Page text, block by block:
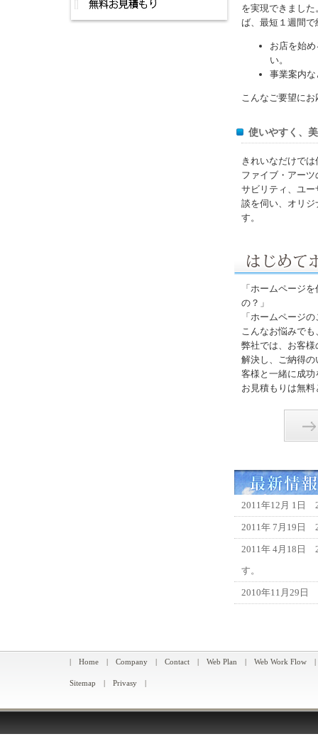
を実現できまし
ば、最短１週間
お店を始
い。
事業案内
こんなご要望に
使いやすく、
きれいなだけで
ファイブ・アー
サビリティ、ユ
談を伺い、オリ
す。
「ホームページ
の？」
「ホームページ
こんなお悩みで
弊社では、お客
解決し、ご納得
客様と一緒に成
お見積もりは無
2011年12月 1日
2011年 7月19日
2011年 4月18日
す。
2010年11月29日
| Home| Company| Contact| Web Plan | Web Work Flow
Sitemap | Privasy|